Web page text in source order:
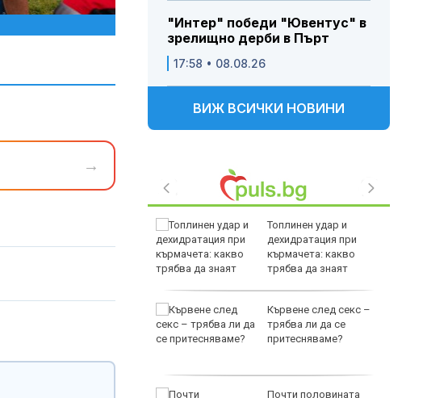
→
"Интер" победи "Ювентус" в
зрелищно дерби в Пърт
17:58 • 08.08.26
ВИЖ ВСИЧКИ НОВИНИ
Топлинен удар и
дехидратация при
кърмачета: какво
трябва да знаят
Кървене след секс –
трябва ли да се
притесняваме?
Почти половината